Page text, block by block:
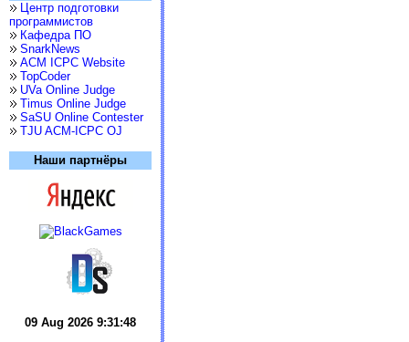
Центр подготовки
программистов
Кафедра ПО
SnarkNews
ACM ICPC Website
TopCoder
UVa Online Judge
Timus Online Judge
SaSU Online Contester
TJU ACM-ICPC OJ
Наши партнёры
09 Aug 2026 9:31:49